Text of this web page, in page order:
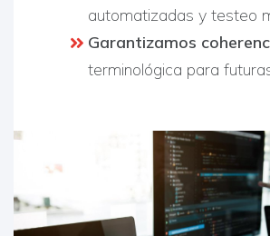
automatizadas y testeo
Garantizamos
terminológica para